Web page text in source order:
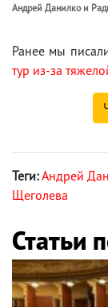
Андрей Данилко и
Ранее мы
тур из-за
Теги:Андрей
Щеголева
Статьи